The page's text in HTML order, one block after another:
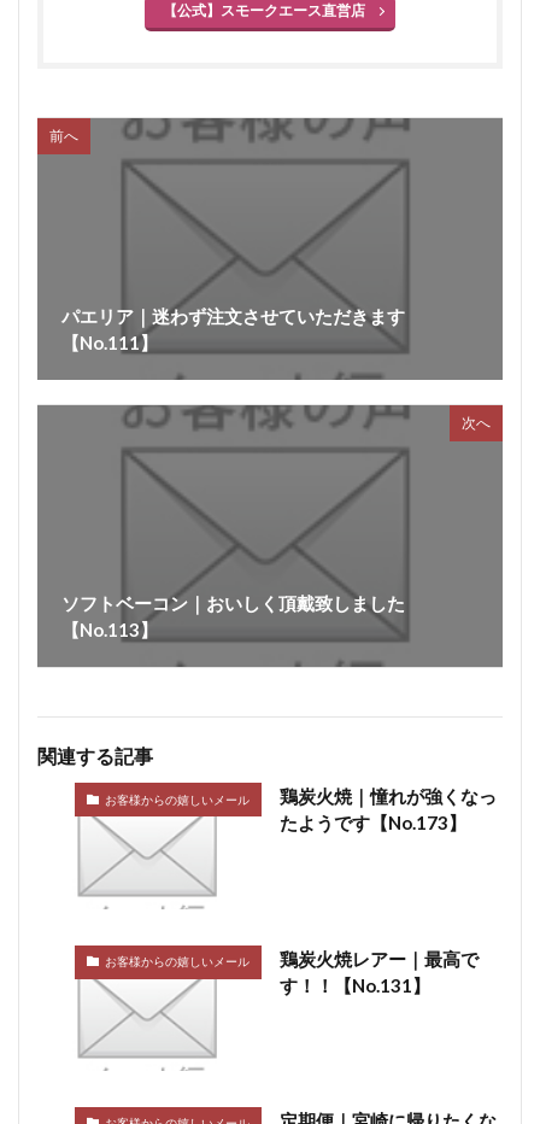
【公式】スモークエース直営店
前へ
パエリア｜迷わず注文させていただきます
【No.111】
次へ
ソフトベーコン｜おいしく頂戴致しました
【No.113】
関連する記事
お客様からの嬉しいメール
鶏炭火焼｜憧れが強くなっ
たようです【No.173】
お客様からの嬉しいメール
鶏炭火焼レアー｜最高で
す！！【No.131】